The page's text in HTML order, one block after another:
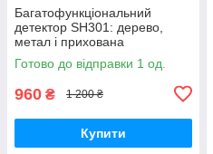
Багатофункціональний
детектор SH301: дерево,
метал і прихована
електропровідність
Готово до відправки 1 од.
960 ₴ 1 200 ₴
Купити